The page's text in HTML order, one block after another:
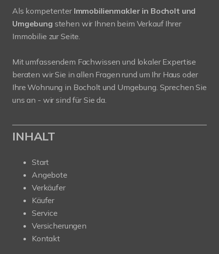
Als kompetenter Immobilienmakler in Bocholt und
Umgebung stehen wir Ihnen beim Verkauf Ihrer
Immobilie zur Seite.
Mit umfassendem Fachwissen und lokaler Expertise
beraten wir Sie in allen Fragen rund um Ihr Haus oder
Ihre Wohnung in Bocholt und Umgebung. Sprechen Sie
uns an - wir sind für Sie da.
INHALT
Start
Angebote
Verkäufer
Käufer
Service
Versicherungen
Kontakt